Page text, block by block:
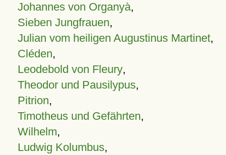
Johannes von Organyà,
Sieben Jungfrauen,
Julian vom heiligen Augustinus Martinet,
Cléden,
Leodebold von Fleury,
Theodor und Pausilypus,
Pitrion,
Timotheus und Gefährten,
Wilhelm,
Ludwig Kolumbus,